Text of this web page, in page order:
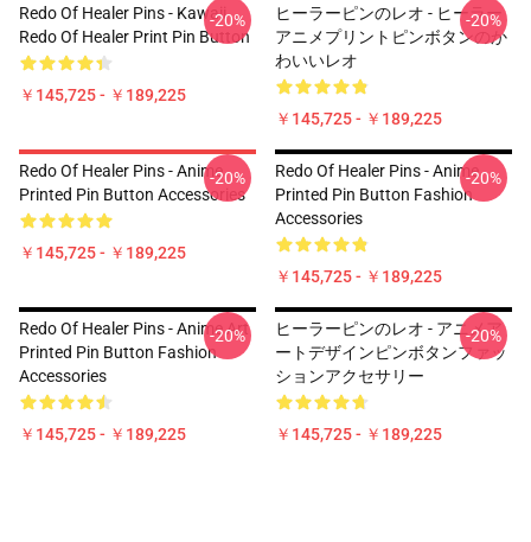
Redo Of Healer Pins - Kawaii
Redo Of Healer Print Pin Button
￥145,725 - ￥189,225
-20%
ヒーラーピンのレオ - ヒーラー
アニメプリントピンボタンのか
わいいレオ
￥145,725 - ￥189,225
-20%
Redo Of Healer Pins - Anime
Printed Pin Button Accessories
￥145,725 - ￥189,225
-20%
Redo Of Healer Pins - Anime
Printed Pin Button Fashion
Accessories
￥145,725 - ￥189,225
-20%
Redo Of Healer Pins - Anime Art
Printed Pin Button Fashion
Accessories
￥145,725 - ￥189,225
-20%
ヒーラーピンのレオ - アニメア
ートデザインピンボタンファッ
ションアクセサリー
￥145,725 - ￥189,225
-20%